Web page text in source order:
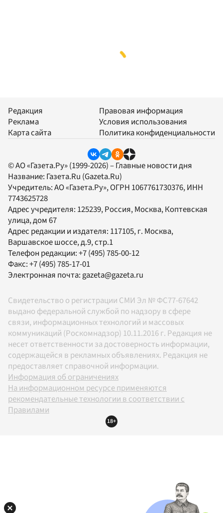
Редакция
Реклама
Карта сайта
Правовая информация
Условия использования
Политика конфиденциальности
© АО «Газета.Ру» (1999-2026) – Главные новости дня
Название: Газета.Ru (Gazeta.Ru)
Учредитель:АО «Газета.Ру», ОГРН 1067761730376, ИНН
7743625728
Адрес учредителя: 125239, Россия, Москва, Коптевская
улица, дом 67
Адрес редакции и издателя: 117105, г. Москва,
Варшавское шоссе, д.9, стр.1
Телефон редакции:+7 (495) 785-00-12
Факс:+7 (495) 785-17-01
Электронная почта:gazeta@gazeta.ru
Свидетельство о регистрации СМИ Эл № ФС77-67642
выдано федеральной службой по надзору в сфере
связи, информационных технологий и массовых
коммуникаций (Роскомнадзор) 10.11.2016 г. Редакция не
несет ответственности за достоверность информации,
содержащейся в рекламных объявлениях. Редакция не
предоставляет справочной информации.
Информация об ограничениях
На информационном ресурсе применяются
рекомендательные технологии в соответствии с
Правилами
18+